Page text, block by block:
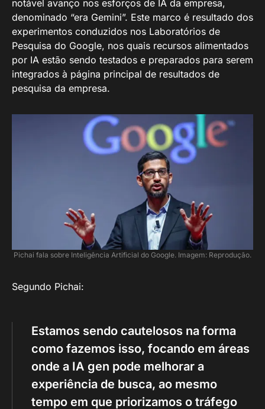
notável avanço nos esforços de IA da empresa,
denominado “era Gemini”. Este marco é resultado dos
experimentos conduzidos nos Laboratórios de
Pesquisa do Google, nos quais recursos alimentados
por IA estão sendo testados e preparados para serem
integrados à página principal de resultados de
pesquisa da empresa.
Pichai fala sobre Inteligência Artificial do Google. Imagem: Reprodução.
Segundo Pichai:
Estamos sendo cautelosos na forma
como fazemos isso, focando em áreas
onde a IA gen pode melhorar a
experiência de busca, ao mesmo
tempo em que priorizamos o tráfego